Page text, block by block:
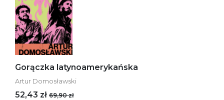
Gorączka latynoamerykańska
Artur Domosławski
52,43 zł 69,90 zł